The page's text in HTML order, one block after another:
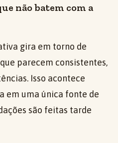
não batem com a
gira em torno de
parecem consistentes,
Isso acontece
em uma única fonte de
são feitas tarde